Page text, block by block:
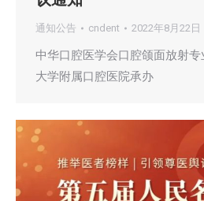
通知公告 cndent 2022年8月22日
中华口腔医学会口腔颌面放射
大学附属口腔医院承办